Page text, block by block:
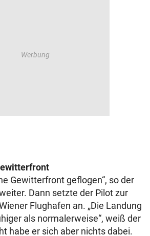
Gewitterfront geflogen“, so der
Dann setzte der Pilot zur
Flughafen an. „Die Landung
als normalerweise“, weiß der
habe er sich aber nichts dabei.